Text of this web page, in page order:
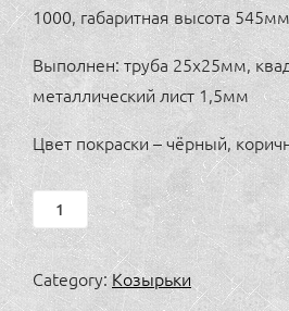
1000, габаритная высота 545мм
Выполнен: труба 25х25мм,
металлический лист 1,5мм
Цвет покраски – чёрный,
Козырёк
односкатный
№2мл
quantity
Category:Козырьки